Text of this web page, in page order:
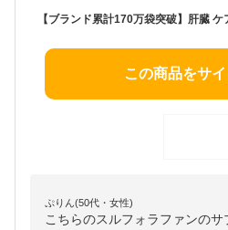
この商品をサ
ぷりん(50代・女性)
こちらのスルフォラファンの